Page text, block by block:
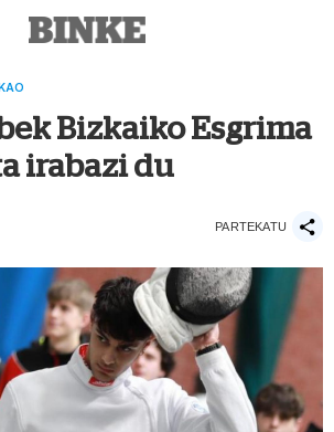
Bizkaiko Esgrima
irabazi du
PARTEKATU